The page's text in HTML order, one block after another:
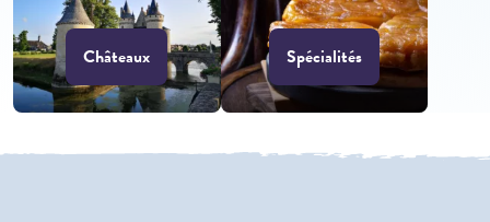
Châteaux Spécialités